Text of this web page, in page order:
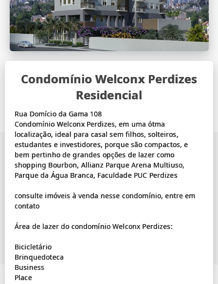
Condomínio Welconx Perdizes
Residencial
Rua Domício da Gama 108
Condomínio Welconx Perdizes, em uma ótma
localização, ideal para casal sem filhos, solteiros,
estudantes e investidores, porque são compactos, e
bem pertinho de grandes opções de lazer como
shopping Bourbon, Allianz Parque Arena Multiuso,
Parque da Água Branca, Faculdade PUC Perdizes
consulte imóveis à venda nesse condomínio, entre em
contato
Área de lazer do condomínio Welconx Perdizes:
Bicicletário
Brinquedoteca
Business
Place